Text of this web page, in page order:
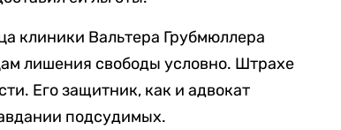
клиники Вальтера Грубмюллера
лишения свободы условно. Штрахе
Его защитник, как и адвокат
подсудимых.